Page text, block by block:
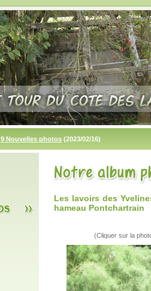
9 Nouvelles photos (2023/02/16)
Les lavoirs des
hameau Pontchartrain
(Cliquer sur la